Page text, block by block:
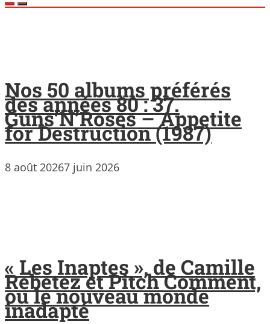
Nos 50 albums préférés
des années 80 : 37.
Guns’N’Roses – Appetite
for Destruction (1987)
8 août 20267 juin 2026
« Les Inaptes », de Camille
Rebetez et Pitch Comment,
ou le nouveau monde
inadapté